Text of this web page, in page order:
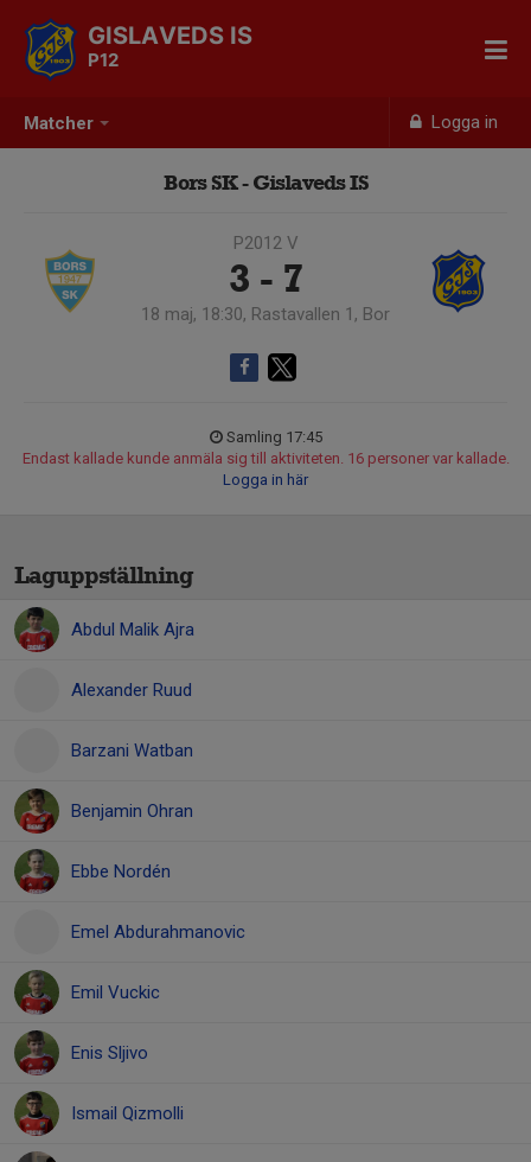
Matcher Logga in
GISLAVEDS IS
P12
Bors SK - Gislaveds IS
P2012 V
3 - 7
18 maj, 18:30, Rastavallen 1, Bor
Samling 17:45
Endast kallade kunde anmäla sig till aktiviteten. 16 personer var kallade.
Logga in här
Laguppställning
Abdul Malik Ajra
Alexander Ruud
Barzani Watban
Benjamin Ohran
Ebbe Nordén
Emel Abdurahmanovic
Emil Vuckic
Enis Sljivo
Ismail Qizmolli